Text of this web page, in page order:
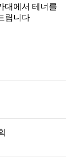
대에서 테너를
립니다